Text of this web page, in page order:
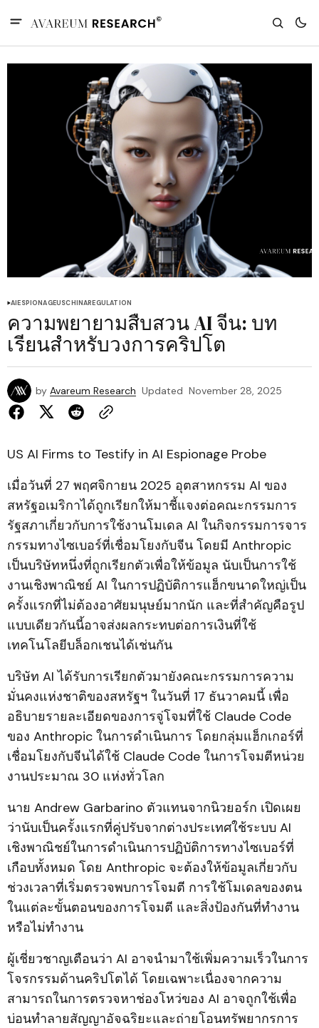
AIESPIONAGEUSCHINAREGULATION
ความพยายามสืบสวน AI จีน: บท
เรียนสำหรับวงการคริปโต
by Avareum Research Updated November 28, 2025
US AI Firms to Testify in AI Espionage Probe
เมื่อวันที่ 27 พฤศจิกายน 2025 อุตสาหกรรม AI ของ
สหรัฐอเมริกาได้ถูกเรียกให้มาชี้แจงต่อคณะกรรมการ
รัฐสภาเกี่ยวกับการใช้งานโมเดล AI ในกิจกรรมการจาร
กรรมทางไซเบอร์ที่เชื่อมโยงกับจีน โดยมี Anthropic
เป็นบริษัทหนึ่งที่ถูกเรียกตัวเพื่อให้ข้อมูล นับเป็นการใช้
งานเชิงพาณิชย์ AI ในการปฏิบัติการแฮ็กขนาดใหญ่เป็น
ครั้งแรกที่ไม่ต้องอาศัยมนุษย์มากนัก และที่สำคัญคือรูป
แบบเดียวกันนี้อาจส่งผลกระทบต่อการเงินที่ใช้
เทคโนโลยีบล็อกเชนได้เช่นกัน
บริษัท AI ได้รับการเรียกตัวมายังคณะกรรมการความ
มั่นคงแห่งชาติของสหรัฐฯ ในวันที่ 17 ธันวาคมนี้ เพื่อ
อธิบายรายละเอียดของการจู่โจมที่ใช้ Claude Code
ของ Anthropic ในการดำเนินการ โดยกลุ่มแฮ็กเกอร์ที่
เชื่อมโยงกับจีนได้ใช้ Claude Code ในการโจมตีหน่วย
งานประมาณ 30 แห่งทั่วโลก
นาย Andrew Garbarino ตัวแทนจากนิวยอร์ก เปิดเผย
ว่านับเป็นครั้งแรกที่คู่ปรับจากต่างประเทศใช้ระบบ AI
เชิงพาณิชย์ในการดำเนินการปฏิบัติการทางไซเบอร์ที่
เกือบทั้งหมด โดย Anthropic จะต้องให้ข้อมูลเกี่ยวกับ
ช่วงเวลาที่เริ่มตรวจพบการโจมตี การใช้โมเดลของตน
ในแต่ละขั้นตอนของการโจมตี และสิ่งป้องกันที่ทำงาน
หรือไม่ทำงาน
ผู้เชี่ยวชาญเตือนว่า AI อาจนำมาใช้เพิ่มความเร็วในการ
โจรกรรมด้านคริปโตได้ โดยเฉพาะเนื่องจากความ
สามารถในการตรวจหาช่องโหว่ของ AI อาจถูกใช้เพื่อ
บ่อนทำลายสัญญาอัจฉริยะและถ่ายโอนทรัพยากรการ